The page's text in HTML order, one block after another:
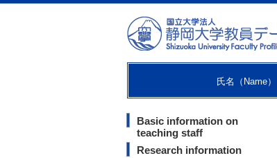
氏名（Name）
Basic information on
teaching staff
Research information